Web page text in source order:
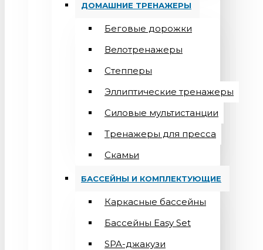
ДОМАШНИЕ ТРЕНАЖЕРЫ
Беговые дорожки
Велотренажеры
Степперы
Эллиптические тренажеры
Силовые мультистанции
Тренажеры для пресса
Скамьи
БАССЕЙНЫ И КОМПЛЕКТУЮЩИЕ
Каркасные бассейны
Бассейны Easy Set
SPA-джакузи